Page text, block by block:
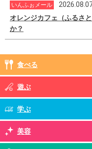
いんふぉメール
オレンジカフェ（ふるさ
か？
食べる
遊ぶ
学ぶ
美容